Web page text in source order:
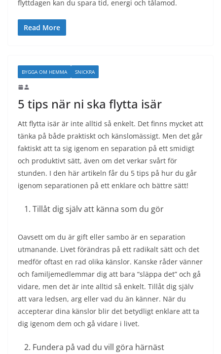
flyttdagen kan du spara tid, energi och tålamod.
Read More
BYGGA OM HEMMA SNICKRA
5 tips när ni ska flytta isär
Att flytta isär är inte alltid så enkelt. Det finns mycket att
tänka på både praktiskt och känslomässigt. Men det går
faktiskt att ta sig igenom en separation på ett smidigt
och produktivt sätt, även om det verkar svårt för
stunden. I den här artikeln får du 5 tips på hur du går
igenom separationen på ett enklare och bättre sätt!
Tillåt dig själv att känna som du gör
Oavsett om du är gift eller sambo är en separation
utmanande. Livet förändras på ett radikalt sätt och det
medför oftast en rad olika känslor. Kanske råder vänner
och familjemedlemmar dig att bara “släppa det” och gå
vidare, men det är inte alltid så enkelt. Tillåt dig själv
att vara ledsen, arg eller vad du än känner. När du
accepterar dina känslor blir det betydligt enklare att ta
dig igenom dem och gå vidare i livet.
Fundera på vad du vill göra härnäst